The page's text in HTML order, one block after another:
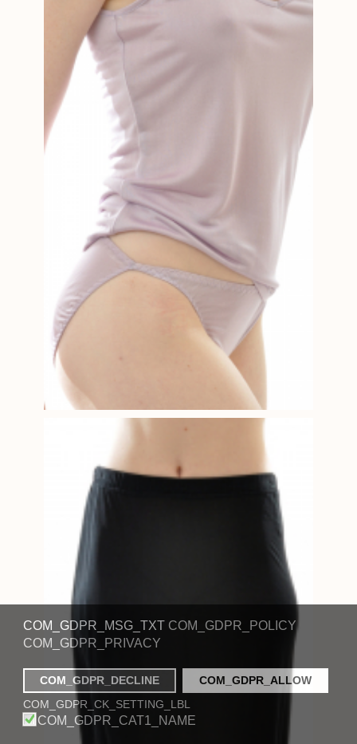
COM_GDPR_MSG_TXT COM_GDPR_POLICY
COM_GDPR_PRIVACY
COM_GDPR_DECLINE
COM_GDPR_ALLOW
COM_GDPR_CK_SETTING_LBL
COM_GDPR_CAT1_NAME